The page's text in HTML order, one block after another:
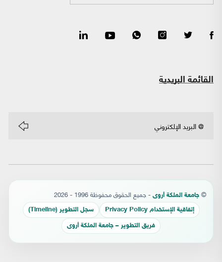
القائمة البريدية
© جامعة الملكة أروى - جميع الحقوق محفوظة 1996 - 2026
إتفاقية الإستخدام Privacy Policy سجل التطوير (Timeline)
فريق التطوير – جامعة الملكة أروى